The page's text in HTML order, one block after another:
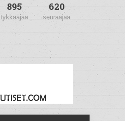
895
tykkääjää
620
seuraajaa